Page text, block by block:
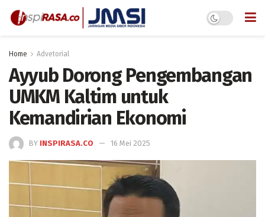
Home Advetorial
Ayyub Dorong Pengembangan
UMKM Kaltim untuk
Kemandirian Ekonomi
BY INSPIRASA.CO 16 Mei 2025